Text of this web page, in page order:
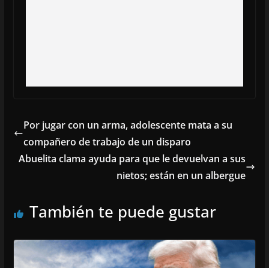
Por jugar con un arma, adolescente mata a su
compañero de trabajo de un disparo
Abuelita clama ayuda para que le devuelvan a sus
nietos; están en un albergue
También te puede gustar